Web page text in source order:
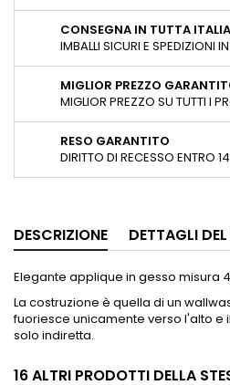
CONSEGNA IN TUTTA
IMBALLI SICURI E SPEDIZIONI
MIGLIOR PREZZO
MIGLIOR PREZZO SU TUTTI I
RESO GARANTITO
DIRITTO DI RECESSO ENTRO
DESCRIZIONE DETTAGLI
Elegante applique in gesso misura
La costruzione è quella di un
fuoriesce unicamente verso l'alto e
solo indiretta.
16 ALTRI PRODOTTI DELLA